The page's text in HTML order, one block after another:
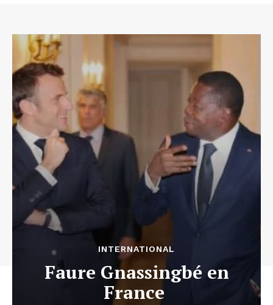
INTERNATIONAL
Faure Gnassingbé en
France